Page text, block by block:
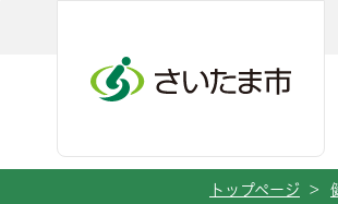
トップページ >